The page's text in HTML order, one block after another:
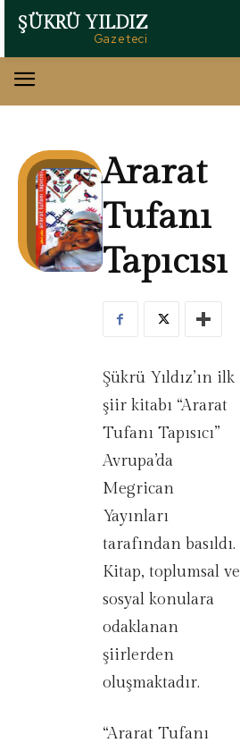
ŞÜKRÜ YILDIZ
Gazeteci
Ararat
Tufanı
Tapıcısı
Şükrü Yıldız’ın ilk
şiir kitabı “Ararat
Tufanı Tapısıcı”
Avrupa’da
Megrican
Yayınları
tarafından basıldı.
Kitap, toplumsal ve
sosyal konulara
odaklanan
şiirlerden
oluşmaktadır.
“Ararat Tufanı